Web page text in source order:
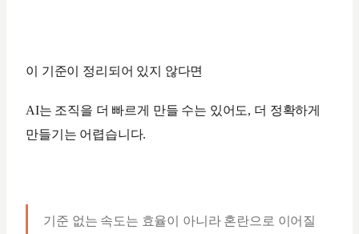
이 기준이 정리되어 있지 않다면
AI는 조직을 더 빠르게 만들 수는 있어도, 더 정확하게
만들기는 어렵습니다.
기준 없는 속도는 효율이 아니라 혼란으로 이어질